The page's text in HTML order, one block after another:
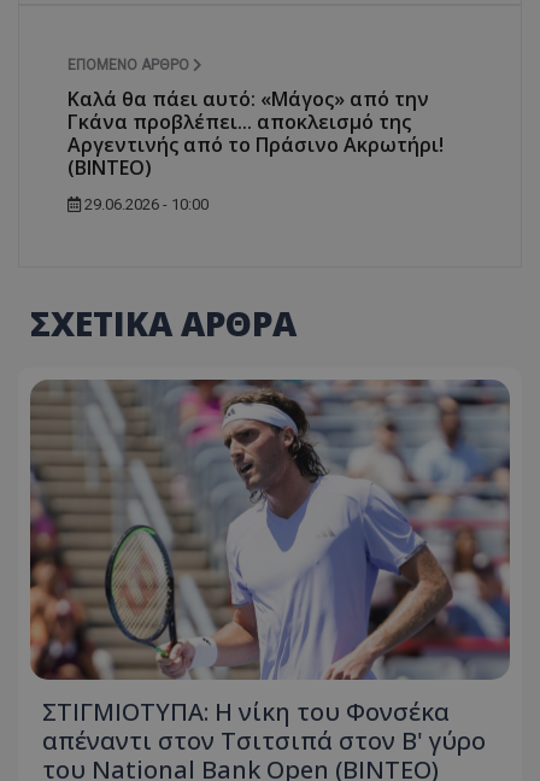
ΕΠΌΜΕΝΟ ΆΡΘΡΟ
Καλά θα πάει αυτό: «Μάγος» από την
Γκάνα προβλέπει... αποκλεισμό της
Αργεντινής από το Πράσινο Ακρωτήρι!
(ΒΙΝΤΕΟ)
29.06.2026 - 10:00
ΣΧΕΤΙΚΑ ΑΡΘΡΑ
ΣΤΙΓΜΙΟΤΥΠΑ: Η νίκη του Φονσέκα
απέναντι στον Τσιτσιπά στον Β' γύρο
του National Bank Open (ΒΙΝΤΕΟ)